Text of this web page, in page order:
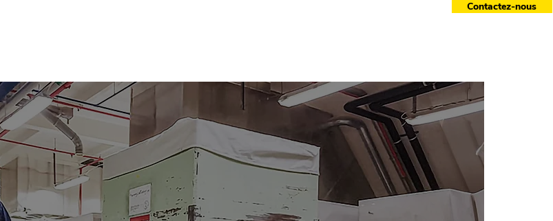
Contactez-nous